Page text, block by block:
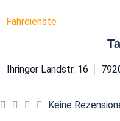
Favorit
Fahrdienste
Ihringer Landstr. 16
Keine